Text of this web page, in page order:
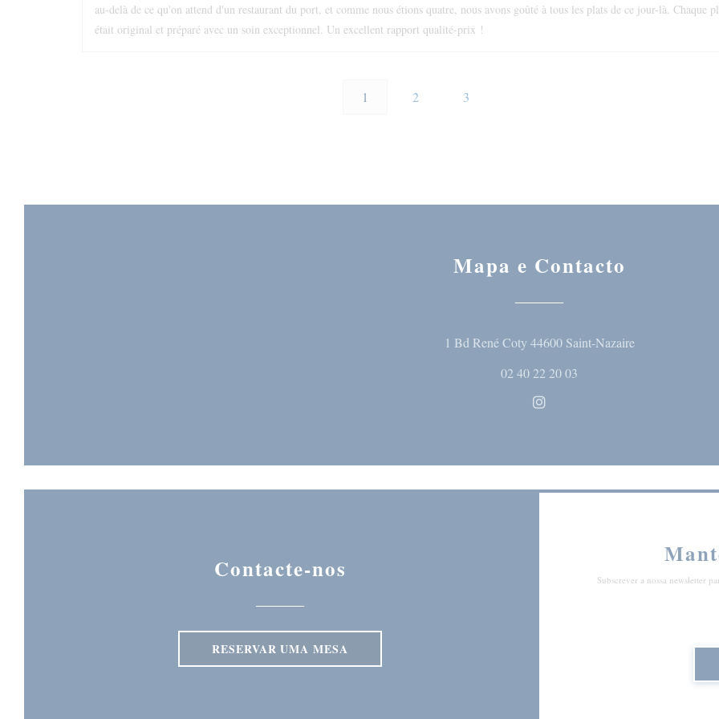
au-delà de ce qu'on attend d'un restaurant du port, et comme nous étions quatre, nous avons goûté à tous les plats de ce jour-là. Chaque
était original et préparé avec un soin exceptionnel. Un excellent rapport qualité-prix !
1 2 3
Mapa e Contacto
1 Bd René Coty 44600 Saint-Nazaire((abre numa
02 40 22 20 03
Instagram ((abre numa nova
Contacte-nos
RESERVAR UMA MESA
Subscrever a nossa newsletter